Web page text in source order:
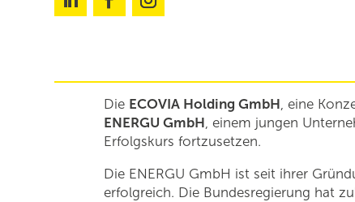
Die ECOVIA Holding GmbH, eine
ENERGU GmbH, einem jungen
Erfolgskurs fortzusetzen.
Die ENERGU GmbH ist seit ihrer
erfolgreich. Die Bundesregierung hat